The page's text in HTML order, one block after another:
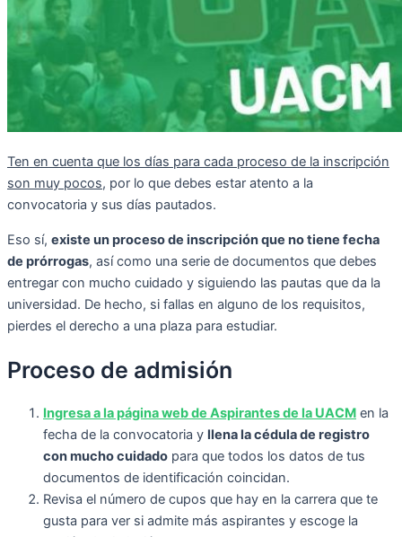
Ten en cuenta que los días para cada proceso de la inscripción
son muy pocos, por lo que debes estar atento a la
convocatoria y sus días pautados.
Eso sí, existe un proceso de inscripción que no tiene fecha
de prórrogas, así como una serie de documentos que debes
entregar con mucho cuidado y siguiendo las pautas que da la
universidad. De hecho, si fallas en alguno de los requisitos,
pierdes el derecho a una plaza para estudiar.
Proceso de admisión
Ingresa a la página web de Aspirantes de la UACM en la
fecha de la convocatoria y llena la cédula de registro
con mucho cuidado para que todos los datos de tus
documentos de identificación coincidan.
Revisa el número de cupos que hay en la carrera que te
gusta para ver si admite más aspirantes y escoge la